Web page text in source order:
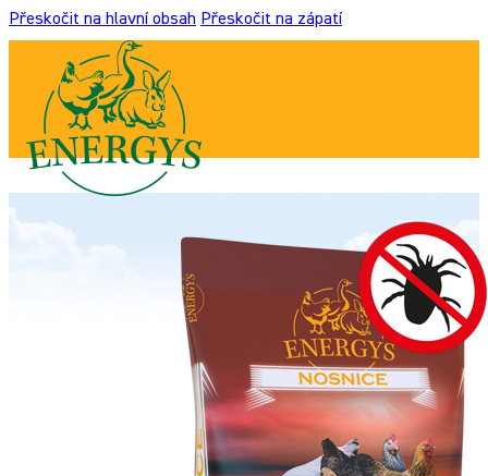
Přeskočit na hlavní obsah Přeskočit na zápatí